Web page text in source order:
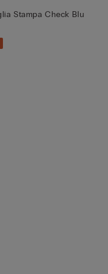
Stampa Check Blu